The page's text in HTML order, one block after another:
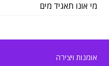
מי אונו תאגיד מים
אומנות ויצירה